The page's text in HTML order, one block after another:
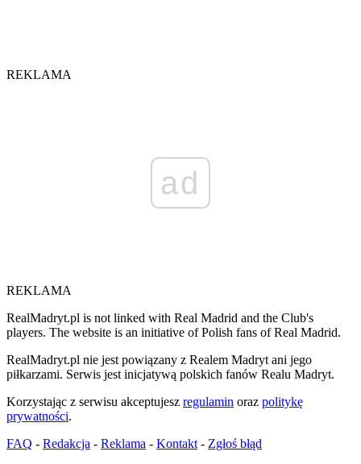
REKLAMA
ad
REKLAMA
RealMadryt.pl is not linked with Real Madrid and the Club's
players. The website is an initiative of Polish fans of Real Madrid.
RealMadryt.pl nie jest powiązany z Realem Madryt ani jego
piłkarzami. Serwis jest inicjatywą polskich fanów Realu Madryt.
Korzystając z serwisu akceptujesz regulamin oraz politykę
prywatności.
FAQ - Redakcja - Reklama - Kontakt - Zgłoś błąd